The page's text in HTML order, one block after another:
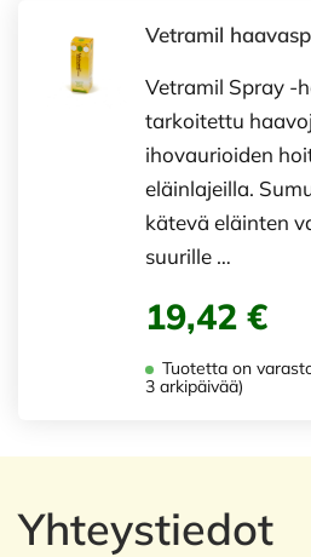
Vetramil
Vetramil Spray -
tarkoitettu
ihovaurioiden
eläinlajeilla.
kätevä eläinten
suurille …
19,42 €
Tuotetta on
3 arkipäivää)
Yhteystiedot